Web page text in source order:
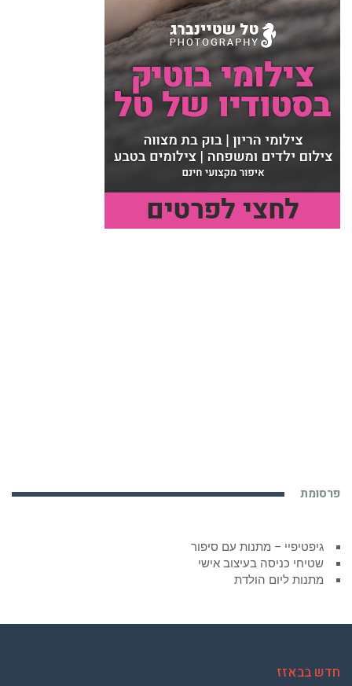
פרסומת
גיפטיפיי – מתנות עם סיפור
שטיחי כניסה בעיצוב אישי
מתנות ליום הולדת
חדש בבאזז